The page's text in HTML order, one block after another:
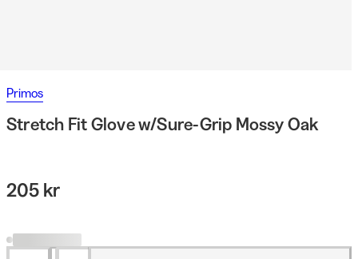
Primos
Stretch Fit Glove w/Sure-Grip Mossy Oak
205 kr